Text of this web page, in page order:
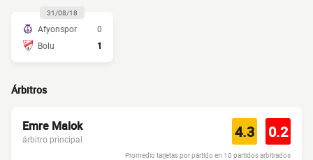
31/08/18
Afyonspor
0
Bolu
1
Árbitros
Emre Malok
árbitro principal 4.3 0.2
Promedio tarjetas por partido en 10 partidos arbitrados